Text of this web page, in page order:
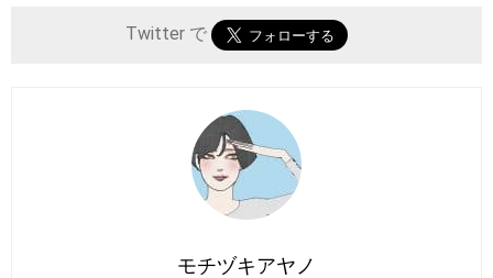
Twitter で
モチヅキアヤノ